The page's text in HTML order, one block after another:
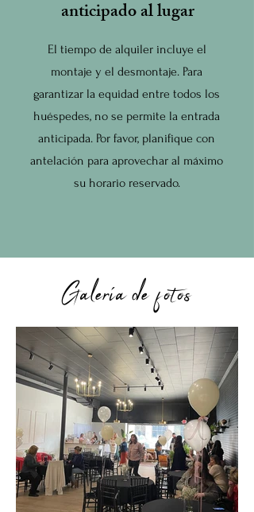
anticipado al lugar
El tiempo de alquiler incluye el
montaje y el desmontaje. Para
garantizar la equidad entre todos los
huéspedes, no se permite la entrada
anticipada. Por favor, planifique con
antelación para aprovechar al máximo
su horario reservado.
​Galería de fotos